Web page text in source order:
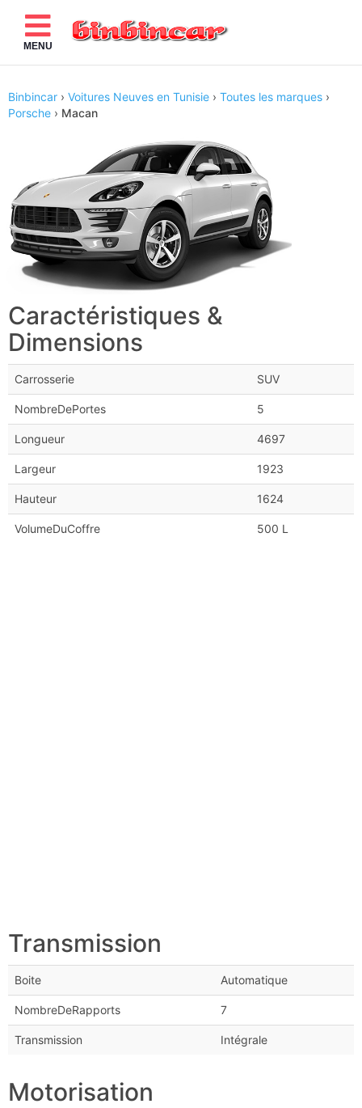
MENU
Binbincar › Voitures Neuves en Tunisie › Toutes les marques ›
Porsche › Macan
Caractéristiques &
Dimensions
Carrosserie SUV
NombreDePortes 5
Longueur 4697
Largeur 1923
Hauteur 1624
VolumeDuCoffre 500 L
Transmission
Boite Automatique
NombreDeRapports 7
Transmission Intégrale
Motorisation